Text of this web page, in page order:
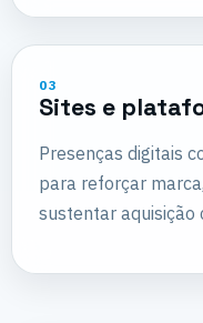
03
Sites e
Presenças digitais
para reforçar
sustentar aquisição